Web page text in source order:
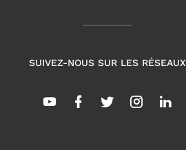
SUIVEZ-NOUS SUR LES RÉSEAUX